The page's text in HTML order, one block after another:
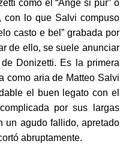
como el “Ange si pur” o
con lo que Salvi compuso
casto e bel” grabada por
de ello, se suele anunciar
Donizetti. Es la primera
como aria de Matteo Salvi
el buen legato con el
por sus largas
un agudo fallido, apretado
abruptamente.